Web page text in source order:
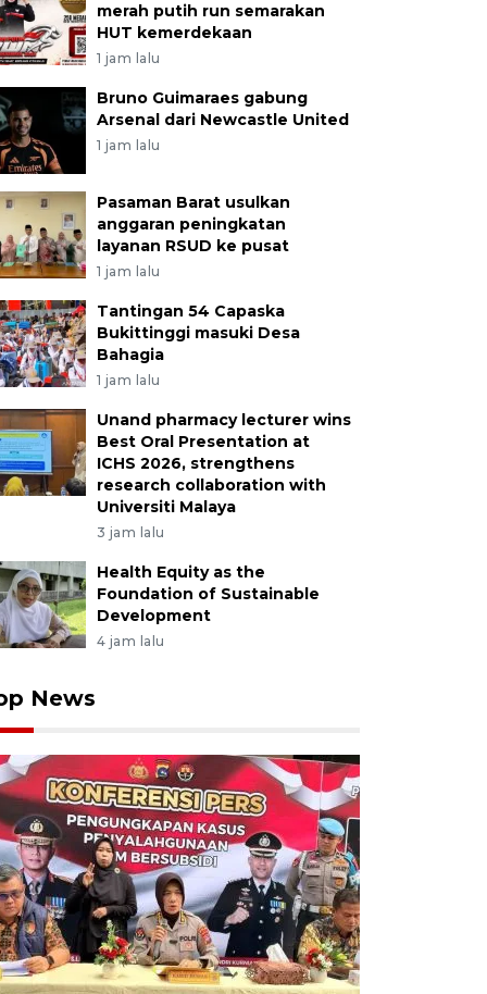
merah putih run semarakan
HUT kemerdekaan
1 jam lalu
Bruno Guimaraes gabung
Arsenal dari Newcastle United
1 jam lalu
Pasaman Barat usulkan
anggaran peningkatan
layanan RSUD ke pusat
1 jam lalu
Tantingan 54 Capaska
Bukittinggi masuki Desa
Bahagia
1 jam lalu
Unand pharmacy lecturer wins
Best Oral Presentation at
ICHS 2026, strengthens
research collaboration with
Universiti Malaya
3 jam lalu
Health Equity as the
Foundation of Sustainable
Development
4 jam lalu
News